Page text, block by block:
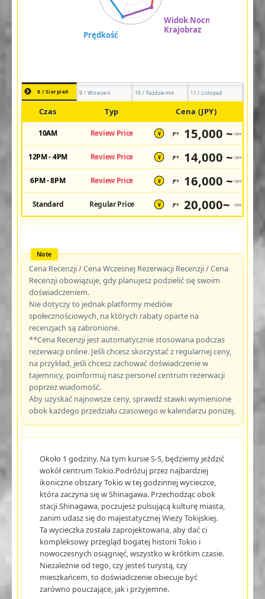
8 / Sierpień 9 / Wrzesień 10 / Październik 11 / Listopad
Czas Typ Cena (JPY)
10AM Review Price ¥ JPY 15,000 ~ /pax
12PM - 4PM Review Price ¥ JPY 14,000 ~ /pax
6PM - 8PM Review Price ¥ JPY 16,000 ~ /pax
Standard Regular Price ¥ JPY 20,000~ /pax
Cena Recenzji / Cena Wczesnej Rezerwacji Recenzji / Cena
Recenzji obowiązuje, gdy planujesz podzielić się swoim
doświadczeniem.
Nie dotyczy to jednak platformy mediów
społecznościowych, na których rabaty oparte na
recenzjach są zabronione.
**Cena Recenzji jest automatycznie stosowana podczas
rezerwacji online. Jeśli chcesz skorzystać z regularnej ceny,
na przykład, jeśli chcesz zachować doświadczenie w
tajemnicy, poinformuj nasz personel centrum rezerwacji
poprzez wiadomość.
Aby uzyskać najnowsze ceny, sprawdź stawki wymienione
obok każdego przedziału czasowego w kalendarzu poniżej.
Około 1 godziny. Na tym kursie S-S, będziemy jeździć
wokół centrum Tokio.Podróżuj przez najbardziej
ikoniczne obszary Tokio w tej godzinnej wycieczce,
która zaczyna się w Shinagawa. Przechodząc obok
stacji Shinagawa, poczujesz pulsującą kulturę miasta,
zanim udasz się do majestatycznej Wieży Tokijskiej.
Ta wycieczka została zaprojektowana, aby dać ci
kompleksowy przegląd bogatej historii Tokio i
nowoczesnych osiągnięć, wszystko w krótkim czasie.
Niezależnie od tego, czy jesteś turystą, czy
mieszkańcem, to doświadczenie obiecuje być
zarówno pouczające, jak i przyjemne.